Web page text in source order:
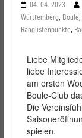
04. 04. 2023
Württemberg, Boule,
Ranglistenpunkte,
Liebe
liebe
am ersten
Boule-Club
Die
spielen.